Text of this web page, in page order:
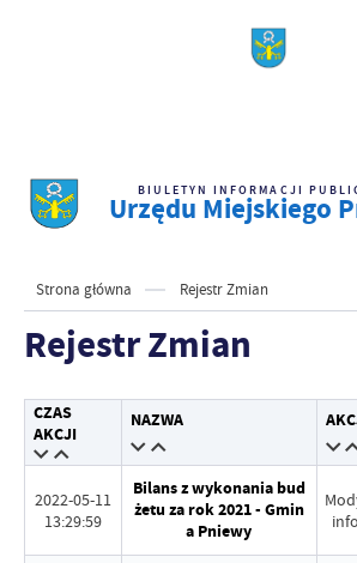
BIULETYN INFORMACJI
Urzędu Miejskiego
Strona główna Rejestr Zmian
Rejestr Zmian
CZAS
AKCJI
NAZWA
2022-05-11
13:29:59
Bilans z wykonania bud
żetu za rok 2021 - Gmin
a Pniewy